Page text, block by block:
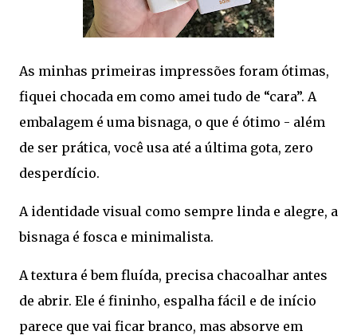
As minhas primeiras impressões foram ótimas,
fiquei chocada em como amei tudo de “cara”. A
embalagem é uma bisnaga, o que é ótimo - além
de ser prática, você usa até a última gota, zero
desperdício.
A identidade visual como sempre linda e alegre, a
bisnaga é fosca e minimalista.
A textura é bem fluída, precisa chacoalhar antes
de abrir. Ele é fininho, espalha fácil e de início
parece que vai ficar branco, mas absorve em